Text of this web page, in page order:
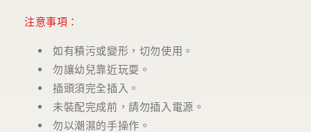
注意事項：
如有積污或變形，切勿使用。
勿讓幼兒靠近玩耍。
插頭須完全插入。
未裝配完成前，請勿插入電源。
勿以潮濕的手操作。